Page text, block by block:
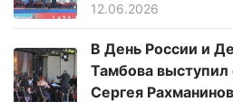
12.06.2026
В День России и
Тамбова выступил
Сергея